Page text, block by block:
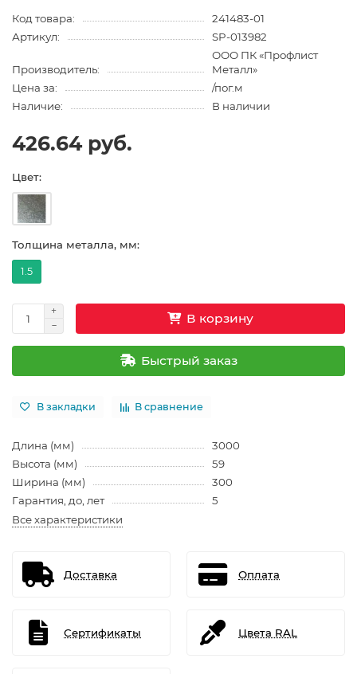
Код товара:
241483-01
Артикул:
SP-013982
Производитель:
ООО ПК «Профлист
Металл»
Цена за:
/пог.м
Наличие:
В наличии
426.64 руб.
Цвет:
Толщина металла, мм:
1.5
В корзину
Быстрый заказ
В закладки В сравнение
Длина (мм)
3000
Высота (мм)
59
Ширина (мм)
300
Гарантия, до, лет
5
Все характеристики
Доставка Оплата
Сертификаты Цвета RAL